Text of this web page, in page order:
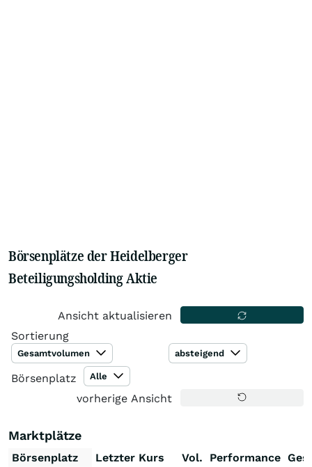
Börsenplätze der Heidelberger
Beteiligungsholding Aktie
Ansicht aktualisieren
Sortierung
Gesamtvolumen absteigend
Börsenplatz Alle
vorherige Ansicht
Marktplätze
Börsenplatz Letzter Kurs Vol. Performance